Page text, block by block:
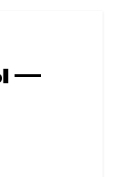
—